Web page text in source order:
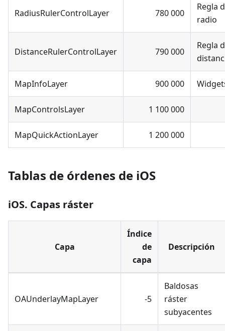
RadiusRulerControlLayer 780 000
Regla
radio
DistanceRulerControlLayer 790 000
Regla
MapInfoLayer 900 000
MapControlsLayer 1 100 000
MapQuickActionLayer 1 200 000
Tablas de órdenes de iOS
iOS. Capas ráster
Capa
Índice
de
capa
Descripción
OAUnderlayMapLayer -5
Baldosas
ráster
subyacentes